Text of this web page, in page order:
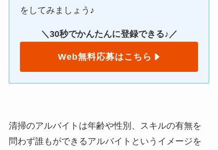
をしてみましょう♪
＼30秒でかんたんに登録できる♪／
Web無料応募はこちら
清掃のアルバイトは年齢や性別、スキルの有無を
問わず誰もができるアルバイトというイメージを